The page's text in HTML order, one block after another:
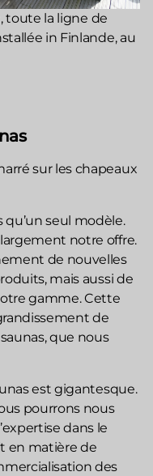
toute la ligne de
in Finlande, au
sur les chapeaux
qu’un seul modèle.
notre offre.
de nouvelles
mais aussi de
gamme. Cette
de
que nous
est gigantesque.
pourrons nous
dans le
en matière de
des